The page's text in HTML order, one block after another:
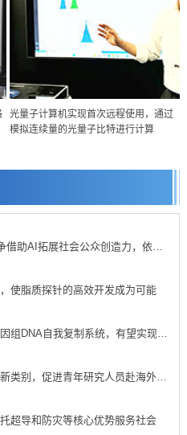
光量子计算机实现首次远程使用，通过
模拟连续量的光量子比特进行计算
类别，促进青年研究人员赴海外开
”，可应用于量子计算机
助AI拓展社会公众创造力，依托
使脂质探针的高效开发成为可能
组DNA自我复制系统，有望实现携
类别，促进青年研究人员赴海外开
超导和防灾等核心优势服务社会
强化碳固定酶，成功提高光合作用